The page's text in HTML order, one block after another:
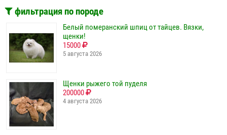
фильтрация по породе
Белый померанский шпиц от тайцев. Вязки,
щенки!
15000
5 августа 2026
Щенки рыжего той пуделя
200000
4 августа 2026